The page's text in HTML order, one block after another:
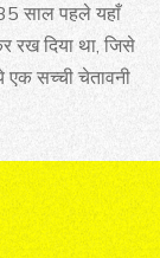
साल पहले यहाँ
रख दिया था, जिसे
सच्ची चेतावनी